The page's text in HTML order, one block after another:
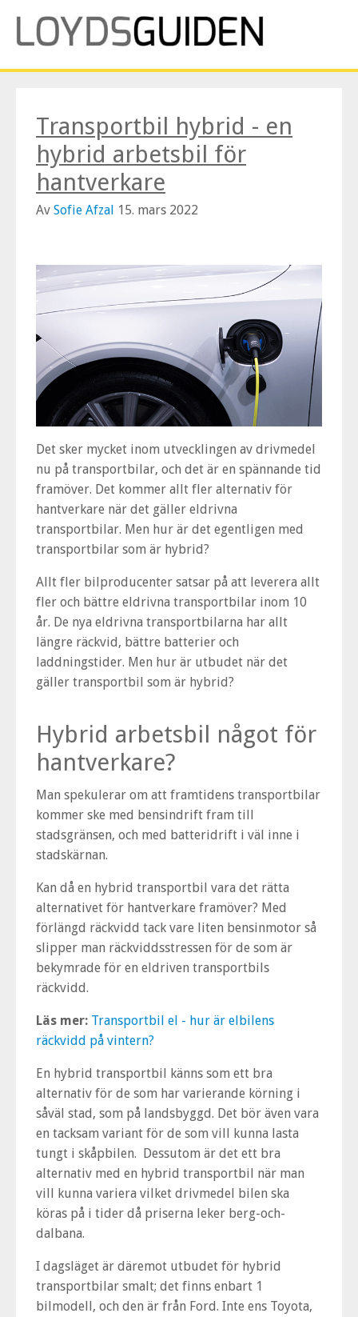
Transportbil hybrid - en
hybrid arbetsbil för
hantverkare
Av Sofie Afzal 15. mars 2022
Det sker mycket inom utvecklingen av drivmedel
nu på transportbilar, och det är en spännande tid
framöver. Det kommer allt fler alternativ för
hantverkare när det gäller eldrivna
transportbilar. Men hur är det egentligen med
transportbilar som är hybrid?
Allt fler bilproducenter satsar på att leverera allt
fler och bättre eldrivna transportbilar inom 10
år. De nya eldrivna transportbilarna har allt
längre räckvid, bättre batterier och
laddningstider. Men hur är utbudet när det
gäller transportbil som är hybrid?
Hybrid arbetsbil något för
hantverkare?
Man spekulerar om att framtidens transportbilar
kommer ske med bensindrift fram till
stadsgränsen, och med batteridrift i väl inne i
stadskärnan.
Kan då en hybrid transportbil vara det rätta
alternativet för hantverkare framöver? Med
förlängd räckvidd tack vare liten bensinmotor så
slipper man räckviddsstressen för de som är
bekymrade för en eldriven transportbils
räckvidd.
Läs mer: Transportbil el - hur är elbilens
räckvidd på vintern?
En hybrid transportbil känns som ett bra
alternativ för de som har varierande körning i
såväl stad, som på landsbyggd. Det bör även vara
en tacksam variant för de som vill kunna lasta
tungt i skåpbilen. Dessutom är det ett bra
alternativ med en hybrid transportbil när man
vill kunna variera vilket drivmedel bilen ska
köras på i tider då priserna leker berg-och-
dalbana.
I dagsläget är däremot utbudet för hybrid
transportbilar smalt; det finns enbart 1
bilmodell, och den är från Ford. Inte ens Toyota,